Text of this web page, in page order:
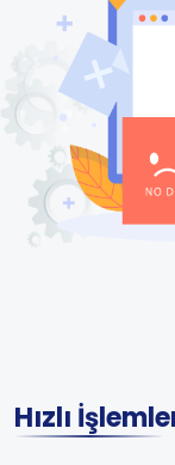
Hızlı